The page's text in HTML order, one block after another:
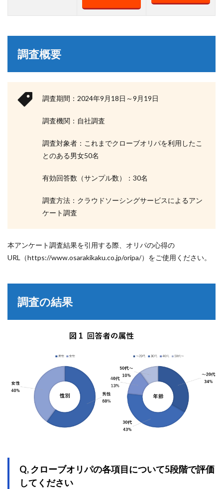
調査概要
調査期間：2024年9月18日～9月19日
調査機関：自社調査
調査対象者：これまでクローブオリパを利用したこ
とのある男女50名
有効回答数（サンプル数）：30名
調査方法：クラウドソーシングサービスによるアン
ケート調査
本アンケート調査結果を引用する際、オリパの心得の
URL（https://www.osarakikaku.co.jp/oripa/）をご使用ください。
調査の結果
Q, クローブオリパの各項目について5段階で評価
してください